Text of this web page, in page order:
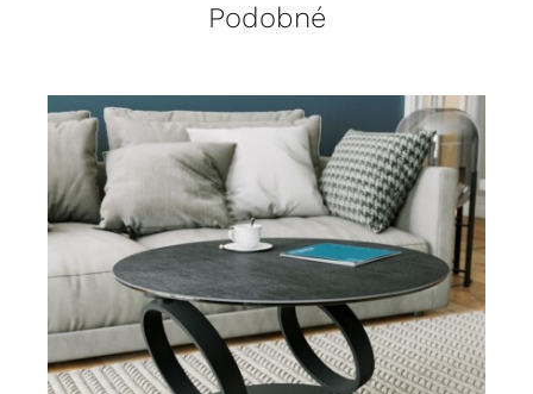
Podobné
DETAILY